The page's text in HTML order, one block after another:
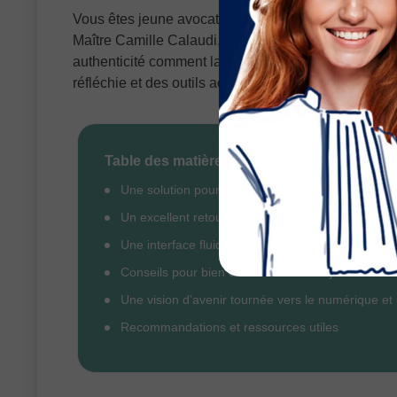
Vous êtes jeune avocat et vous cherchez à
Maître Camille Calaudi, associé depuis 2024
authenticité comment la plateforme Justifit a
réfléchie et des outils adaptés, il a su transformer
Table des matières
Une solution pour décrocher ses premiers
Un excellent retour sur investissement
Une interface fluide et adaptée aux justiciables
Conseils pour bien démarrer comme jeune
Une vision d’avenir tournée vers le numérique et
Recommandations et ressources utiles